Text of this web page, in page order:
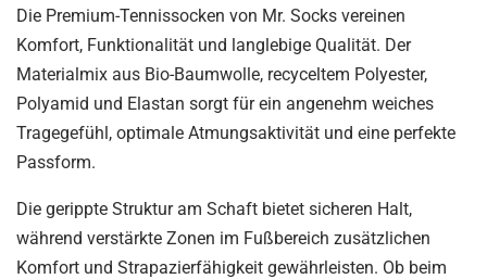
Die Premium-Tennissocken von Mr. Socks vereinen
Komfort, Funktionalität und langlebige Qualität. Der
Materialmix aus Bio-Baumwolle, recyceltem Polyester,
Polyamid und Elastan sorgt für ein angenehm weiches
Tragegefühl, optimale Atmungsaktivität und eine perfekte
Passform.
Die gerippte Struktur am Schaft bietet sicheren Halt,
während verstärkte Zonen im Fußbereich zusätzlichen
Komfort und Strapazierfähigkeit gewährleisten. Ob beim